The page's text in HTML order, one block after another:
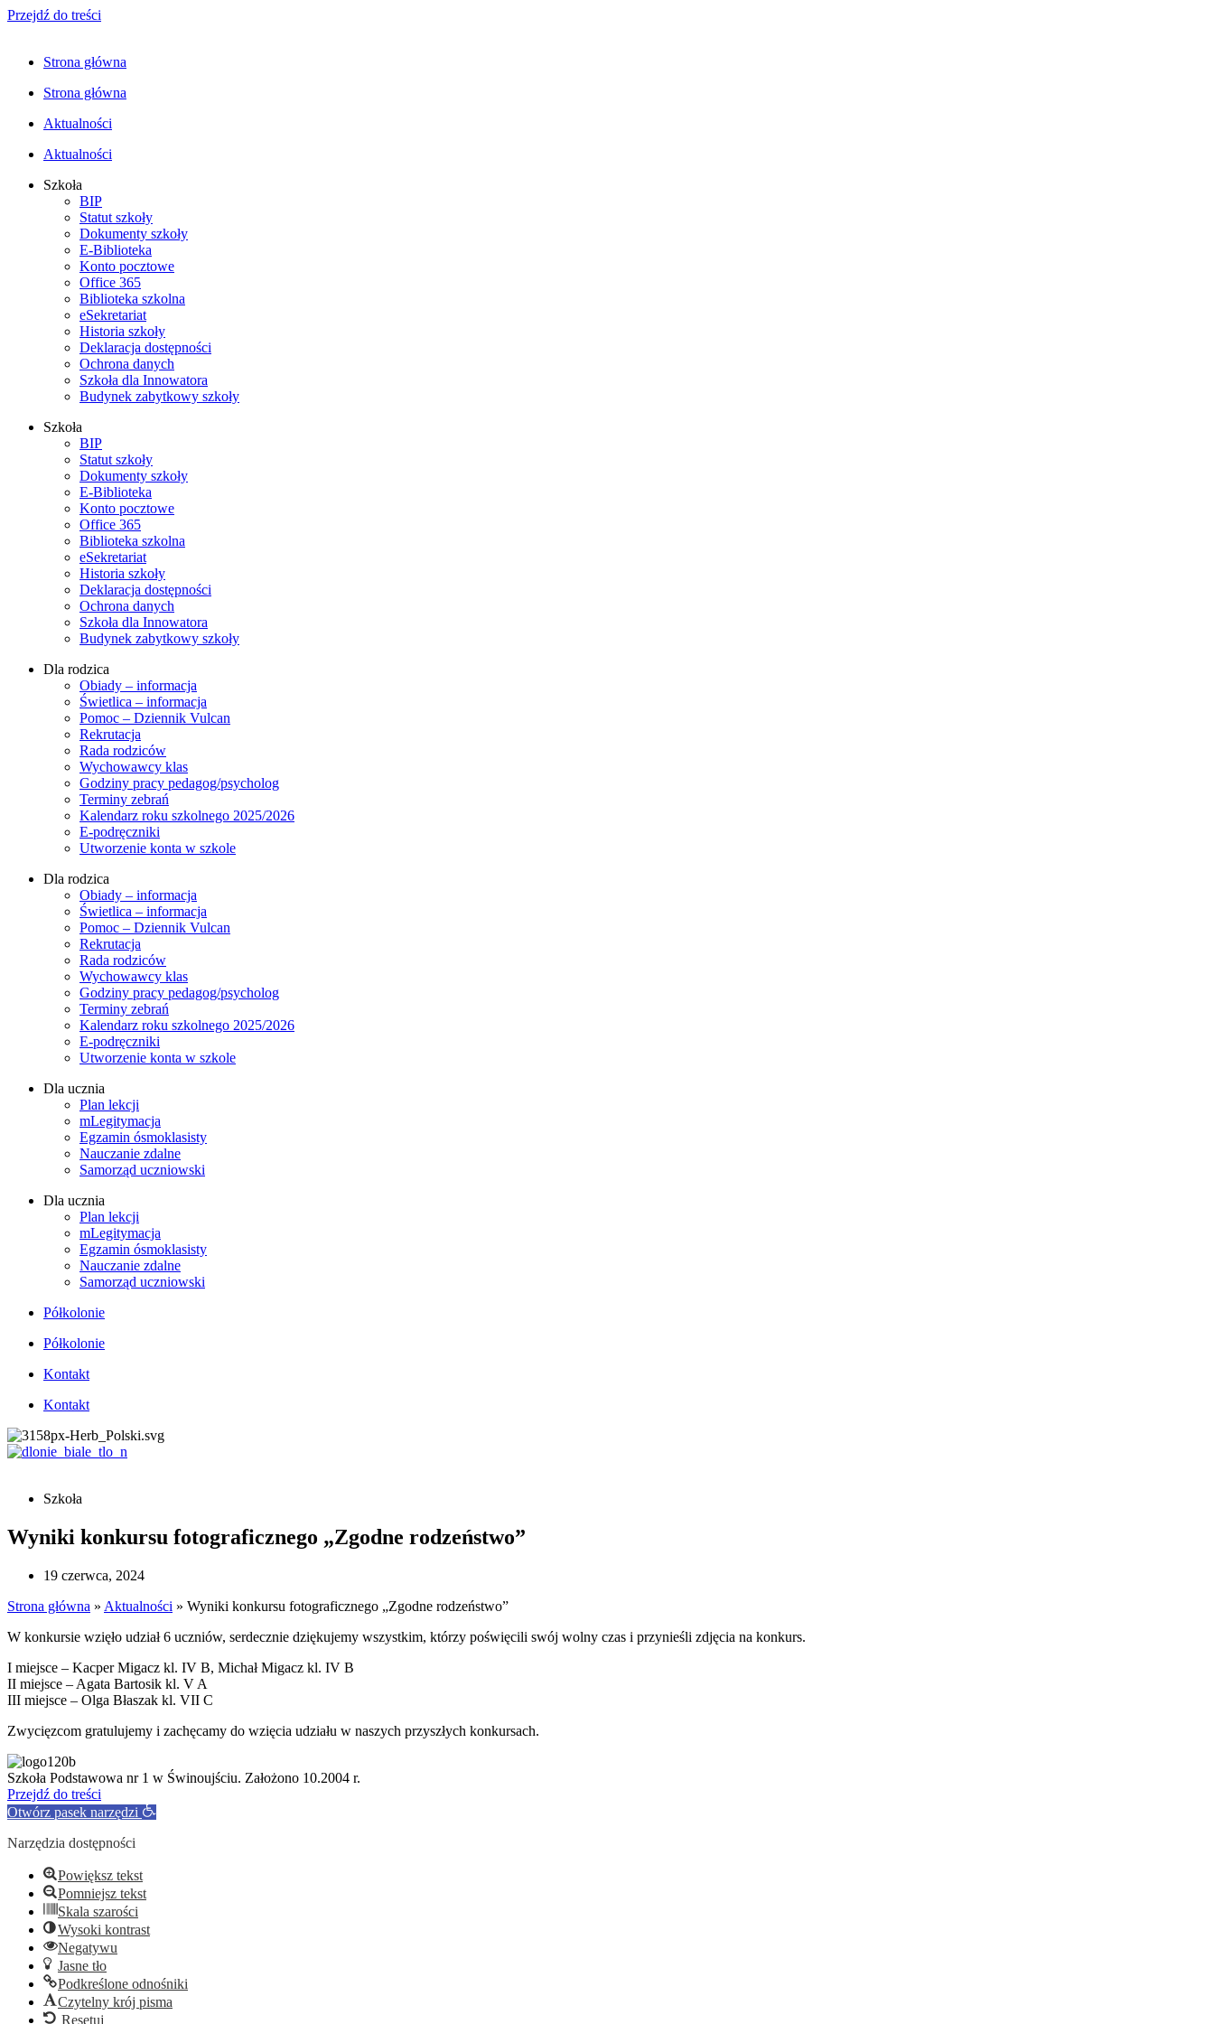
Przejdź do treści
Strona główna
Strona główna
Aktualności
Aktualności
Szkoła
BIP
Statut szkoły
Dokumenty szkoły
E-Biblioteka
Konto pocztowe
Office 365
Biblioteka szkolna
eSekretariat
Historia szkoły
Deklaracja dostępności
Ochrona danych
Szkoła dla Innowatora
Budynek zabytkowy szkoły
Szkoła
BIP
Statut szkoły
Dokumenty szkoły
E-Biblioteka
Konto pocztowe
Office 365
Biblioteka szkolna
eSekretariat
Historia szkoły
Deklaracja dostępności
Ochrona danych
Szkoła dla Innowatora
Budynek zabytkowy szkoły
Dla rodzica
Obiady – informacja
Świetlica – informacja
Pomoc – Dziennik Vulcan
Rekrutacja
Rada rodziców
Wychowawcy klas
Godziny pracy pedagog/psycholog
Terminy zebrań
Kalendarz roku szkolnego 2025/2026
E-podręczniki
Utworzenie konta w szkole
Dla rodzica
Obiady – informacja
Świetlica – informacja
Pomoc – Dziennik Vulcan
Rekrutacja
Rada rodziców
Wychowawcy klas
Godziny pracy pedagog/psycholog
Terminy zebrań
Kalendarz roku szkolnego 2025/2026
E-podręczniki
Utworzenie konta w szkole
Dla ucznia
Plan lekcji
mLegitymacja
Egzamin ósmoklasisty
Nauczanie zdalne
Samorząd uczniowski
Dla ucznia
Plan lekcji
mLegitymacja
Egzamin ósmoklasisty
Nauczanie zdalne
Samorząd uczniowski
Półkolonie
Półkolonie
Kontakt
Kontakt
Szkoła
Wyniki konkursu fotograficznego „Zgodne rodzeństwo”
19 czerwca, 2024
Strona główna » Aktualności » Wyniki konkursu fotograficznego „Zgodne rodzeństwo”
W konkursie wzięło udział 6 uczniów, serdecznie dziękujemy wszystkim, którzy poświęcili swój wolny czas i przynieśli zdjęcia na konkurs.
I miejsce – Kacper Migacz kl. IV B, Michał Migacz kl. IV B
II miejsce – Agata Bartosik kl. V A
III miejsce – Olga Błaszak kl. VII C
Zwycięzcom gratulujemy i zachęcamy do wzięcia udziału w naszych przyszłych konkursach.
Szkoła Podstawowa nr 1 w Świnoujściu. Założono 10.2004 r.
Przejdź do treści
Otwórz pasek narzędzi
Narzędzia dostępności
Powiększ tekst
Pomniejsz tekst
Skala szarości
Wysoki kontrast
Negatywu
Jasne tło
Podkreślone odnośniki
Czytelny krój pisma
Resetuj